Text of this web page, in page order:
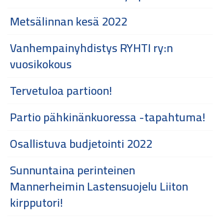
Metsälinnan kesä 2022
Vanhempainyhdistys RYHTI ry:n
vuosikokous
Tervetuloa partioon!
Partio pähkinänkuoressa -tapahtuma!
Osallistuva budjetointi 2022
Sunnuntaina perinteinen
Mannerheimin Lastensuojelu Liiton
kirpputori!